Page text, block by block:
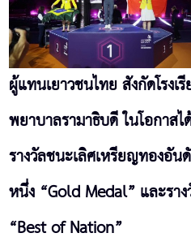
ผู้แทนเยาวชนไทย สังกัดโรงเ
พยาบาลรามาธิบดี ในโอกาสไ
รางวัลชนะเลิศเหรียญทองอัน
หนึ่ง “Gold Medal” และรา
“Best of Nation”